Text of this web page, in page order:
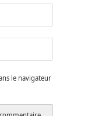
le navigateur